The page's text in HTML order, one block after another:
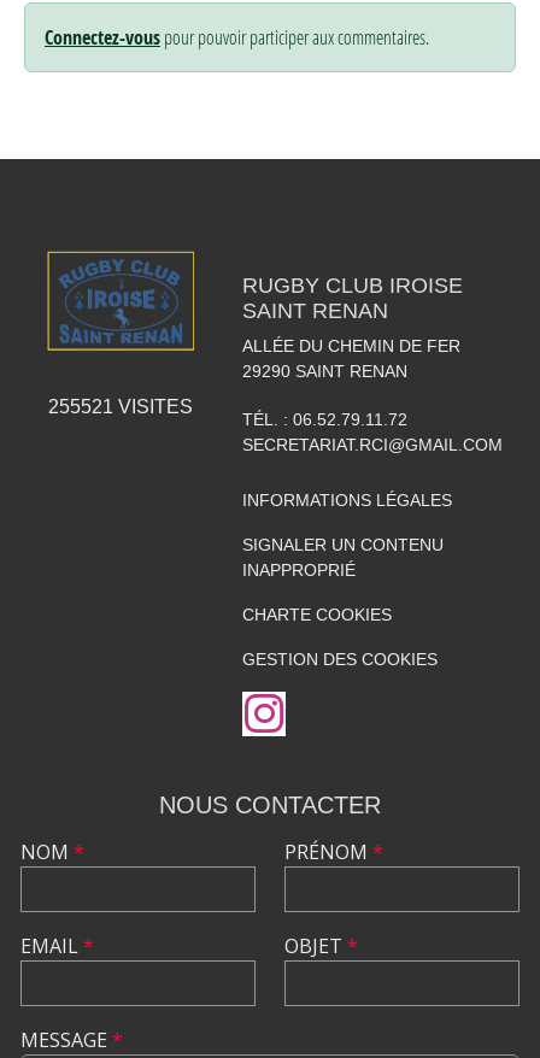
Connectez-vouspour pouvoir participer aux commentaires.
255521 VISITES
RUGBY CLUB IROISE
SAINT RENAN
ALLÉE DU CHEMIN DE FER
29290 SAINT RENAN
TÉL. : 06.52.79.11.72
SECRETARIAT.RCI@GMAIL.COM
INFORMATIONS LÉGALES
SIGNALER UN CONTENU
INAPPROPRIÉ
CHARTE COOKIES
GESTION DES COOKIES
NOUS CONTACTER
NOM *
EMAIL*
PRÉNOM *
OBJET *
MESSAGE *